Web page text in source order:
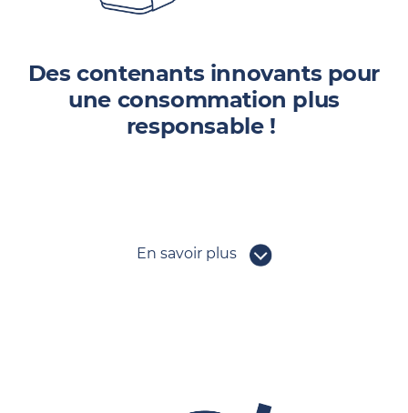
Des contenants innovants pour
une consommation plus
responsable !
En savoir plus